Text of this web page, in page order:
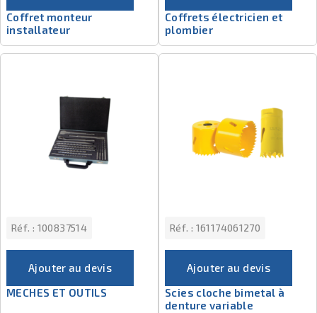
Coffret monteur
installateur
Coffrets électricien et
plombier
Réf. : 100837514
Ajouter au devis
MECHES ET OUTILS
Réf. : 161174061270
Ajouter au devis
Scies cloche bimetal à
denture variable